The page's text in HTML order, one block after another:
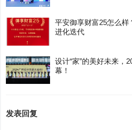
平安御享财富25怎么
进化迭代
设计“家”的美好未来，
幕！
发表回复